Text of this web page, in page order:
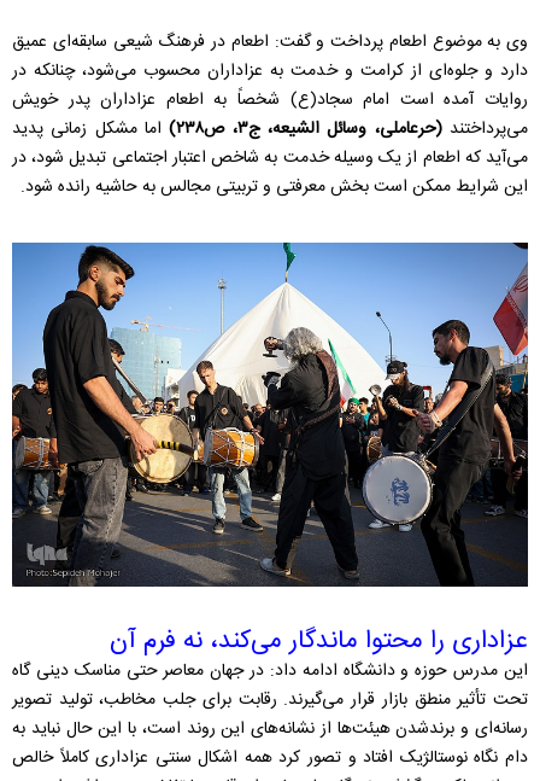
وی به موضوع اطعام پرداخت و گفت: اطعام در فرهنگ شیعی سابقه‌ای عمیق
دارد و جلوه‌ای از کرامت و خدمت به عزاداران محسوب می‌شود، چنانکه در
روایات آمده است امام سجاد(ع) شخصاً به اطعام عزاداران پدر خویش
می‌پرداختند(حرعاملی، وسائل الشیعه، ج۳، ص۲۳۸)
اما مشکل زمانی پدید
می‌آید که اطعام از یک وسیله خدمت به شاخص اعتبار اجتماعی تبدیل شود، در
این شرایط ممکن است بخش معرفتی و تربیتی مجالس به حاشیه رانده شود.
عزاداری را محتوا ماندگار می‌کند، نه فرم آن
این مدرس حوزه و دانشگاه ادامه داد: در جهان معاصر حتی مناسک دینی گاه
تحت تأثیر منطق بازار قرار می‌گیرند. رقابت برای جلب مخاطب، تولید تصویر
رسانه‌ای و برند‌شدن هیئت‌ها از نشانه‌های این روند است، با این حال نباید به
دام نگاه نوستالژیک افتاد و تصور کرد همه اشکال سنتی عزاداری کاملاً خالص